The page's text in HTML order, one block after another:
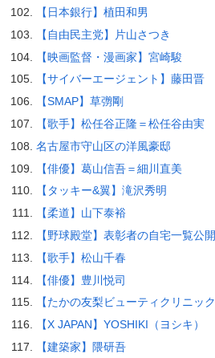
【日本銀行】植田和男
【自由民主党】片山さつき
【映画監督・漫画家】宮崎駿
【サイバーエージェント】藤田晋
【SMAP】草彅剛
【歌手】松任谷正隆＝松任谷由実
名古屋市守山区の洋風豪邸
【俳優】葛山信吾＝細川直美
【タッキー&翼】滝沢秀明
【柔道】山下泰裕
【野球殿堂】表彰者の自宅一覧公開
【歌手】松山千春
【俳優】豊川悦司
【たかの友梨ビューティクリニッ
【X JAPAN】YOSHIKI（ヨシキ）
【建築家】隈研吾